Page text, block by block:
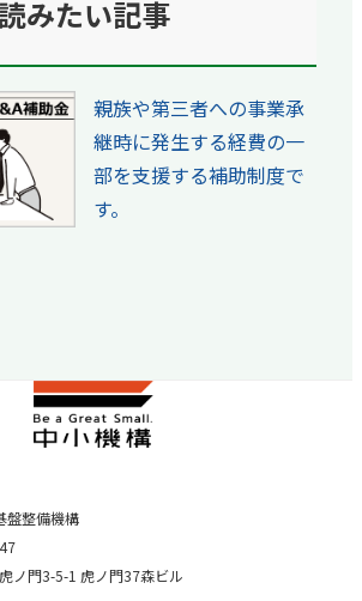
みたい記事
親族や第三者への事業承
継時に発生する経費の一
部を支援する補助制度で
す。
整備機構
ノ門3-5-1 虎ノ門37森ビル